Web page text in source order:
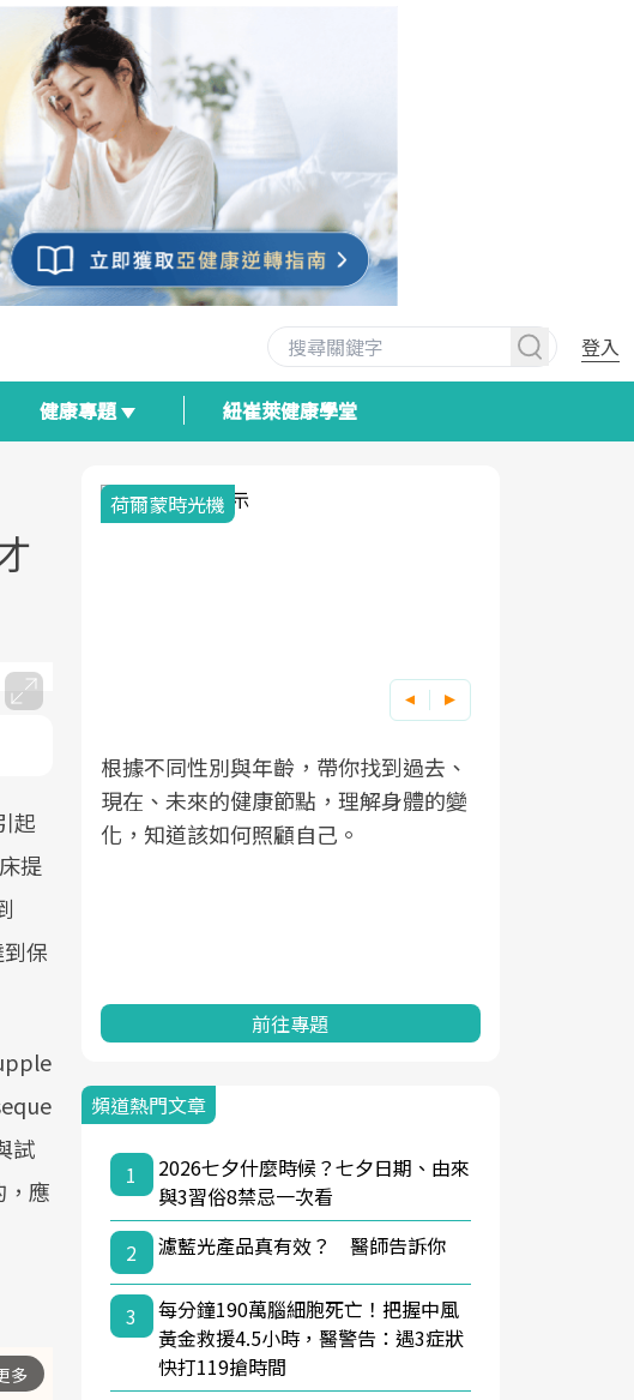
登入
健康專題 紐崔萊健康學堂
起
提
保
試
應
多
長
民
醫
康
的
荷爾蒙時光機
根據不同性別與年齡，帶你找到過去、
現在、未來的健康節點，理解身體的變
化，知道該如何照顧自己。
前往專題
頻道熱門文章
1
2026七夕什麼時候？七夕日期、由來
與3習俗8禁忌一次看
2
濾藍光產品真有效？ 醫師告訴你
3
每分鐘190萬腦細胞死亡！把握中風
黃金救援4.5小時，醫警告：遇3症狀
快打119搶時間